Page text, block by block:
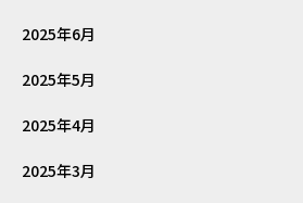
2025年6月
2025年5月
2025年4月
2025年3月